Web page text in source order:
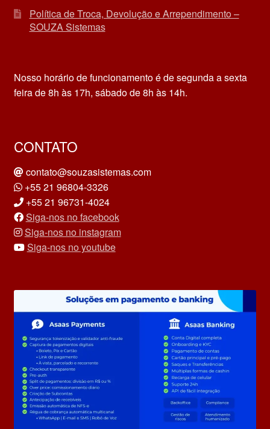
Política de Troca, Devolução e Arrependimento –
SOUZA Sistemas
Nosso horário de funcionamento é de segunda a sexta
feira de 8h às 17h, sábado de 8h às 14h.
CONTATO
contato@souzasistemas.com
+55 21 96804-3326
+55 21 96731-4024
Siga-nos no facebook
Siga-nos no instagram
Siga-nos no youtube